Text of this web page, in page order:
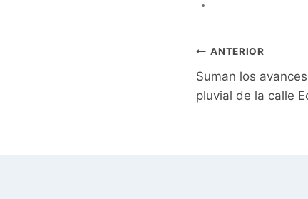
Navegación
de
ANTERIOR
Suman los
pluvial de la calle